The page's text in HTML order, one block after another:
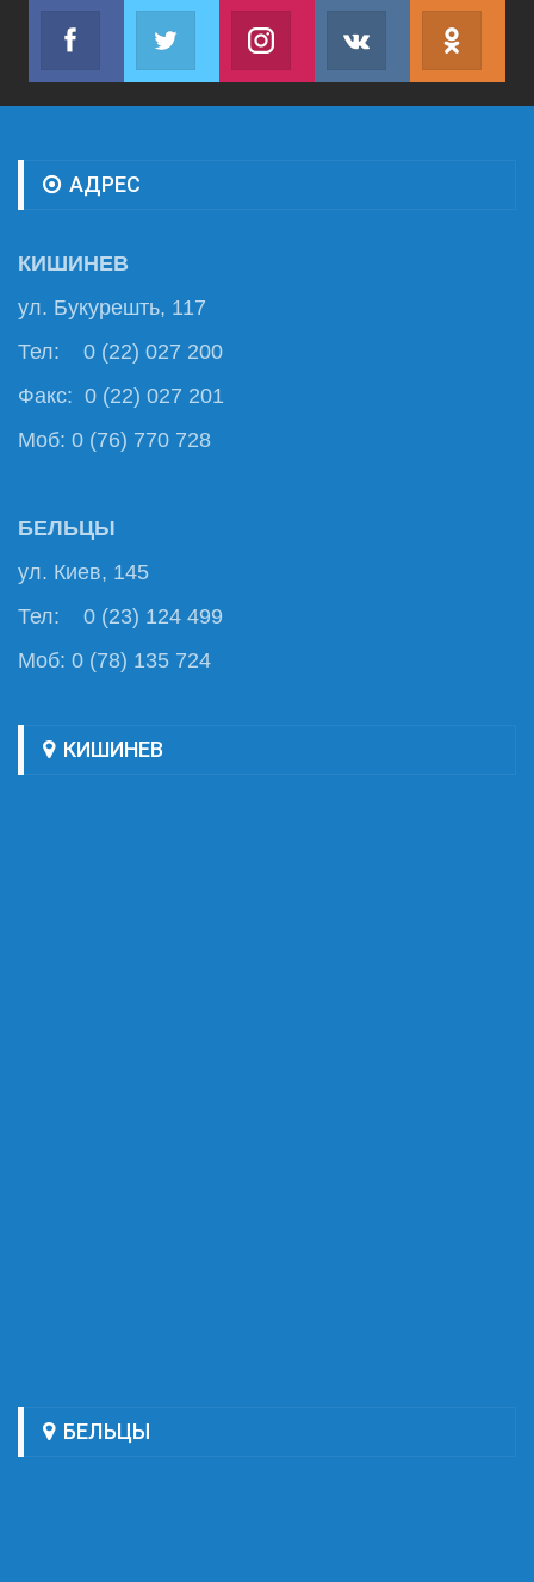
Facebook
Join us on Facebook
Twitter
Join us on TwitterJoin us on InstagramJoin us on VK
АДРЕС
КИШИНЕВ
ул. Букурешть, 117
Тел: 0 (22) 027 200
Факс: 0 (22) 027 201
Моб: 0 (76) 770 728
БЕЛЬЦЫ
ул. Киев, 145
Тел: 0 (23) 124 499
Моб: 0 (78) 135 724
КИШИНЕВ
БЕЛЬЦЫ